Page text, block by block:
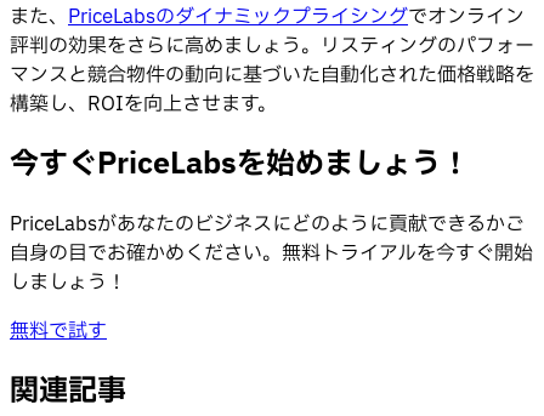
また、 PriceLabsのダイナミックプライシングでオンライン
評判の効果をさらに高めましょう。リスティングのパフォー
マンスと競合物件の動向に基づいた自動化された価格戦略を
構築し、ROIを向上させます。
今すぐPriceLabsを始めましょう！
PriceLabsがあなたのビジネスにどのように貢献できるかご
自身の目でお確かめください。無料トライアルを今すぐ開始
しましょう！
無料で試す
関連記事